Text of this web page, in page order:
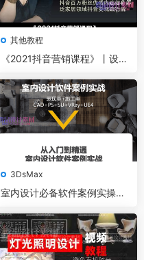
其他教程
《2021抖音营销课程》丨设计
3DsMax
室内设计必备软件案例实操视